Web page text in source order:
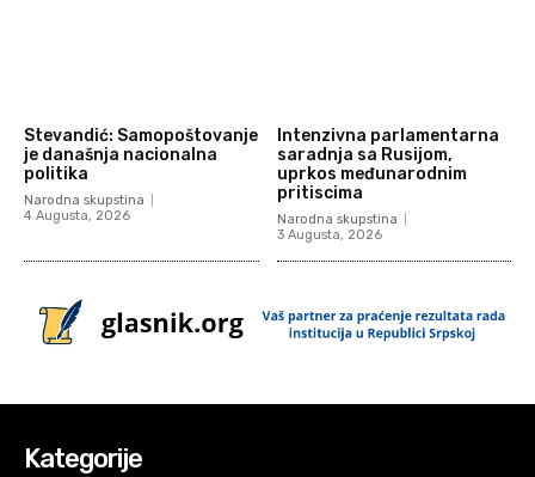
Stevandić: Samopoštovanje
je današnja nacionalna
politika
Narodna skupstina
4 Augusta, 2026
Intenzivna parlamentarna
saradnja sa Rusijom,
uprkos međunarodnim
pritiscima
Narodna skupstina
3 Augusta, 2026
Kategorije